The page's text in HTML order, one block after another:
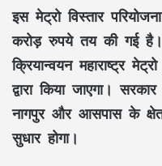
इस मेट्रो विस्तार
करोड़ रुपये तय की गई है।
क्रियान्वयन महाराष्ट्र
द्वारा किया जाएगा।
नागपुर और आसपास के
सुधार होगा।